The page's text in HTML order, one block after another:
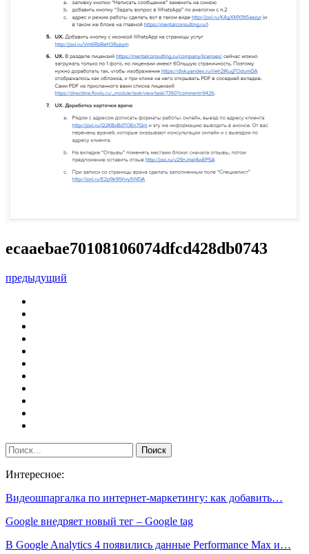
ecaaebae70108106074dfcd428db0743
предыдущий
Интересное:
Видеошпаргалка по интернет-маркетингу: как добавить…
Google внедряет новый тег – Google tag
В Google Analytics 4 появились данные Performance Max и…